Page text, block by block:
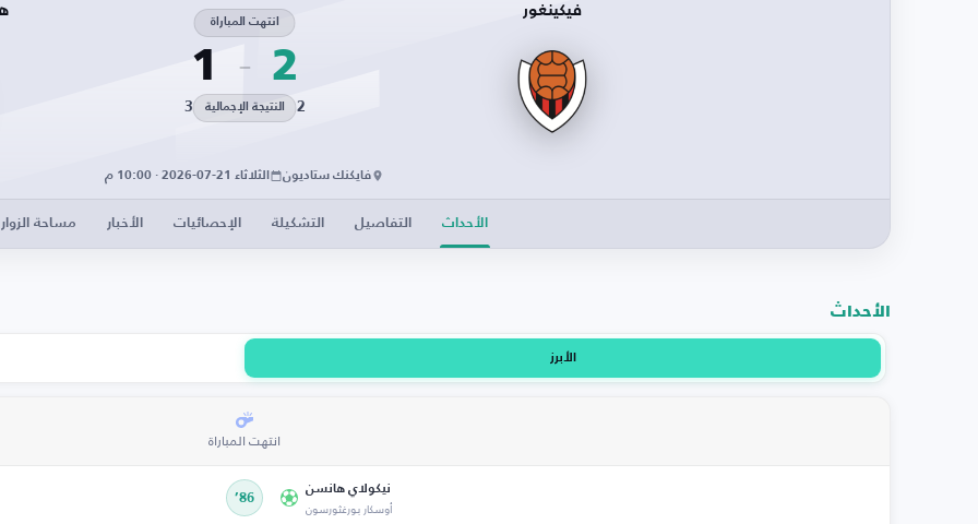
فيكينغور
2
انتهت المباراة
1
2 النتيجة الإجمالية 3
فايكنك ستاديون الثلاثاء 21-07-2026 · 10:00 م
الأحداث التفاصيل التشكيلة الإحصائيات الأخبار مساحة الزوار
الأحداث
الأبرز
انتهت المباراة
نيكولاي هانسن
أوسكار بورغثورسون 86’